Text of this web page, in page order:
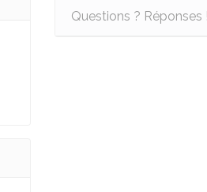
Questions ? Réponses !